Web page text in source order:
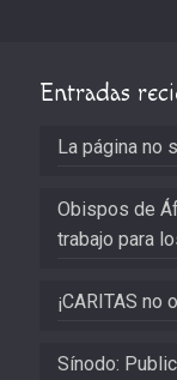
Entradas
La página no
Obispos de
trabajo para
¡CARITAS no
Sínodo: